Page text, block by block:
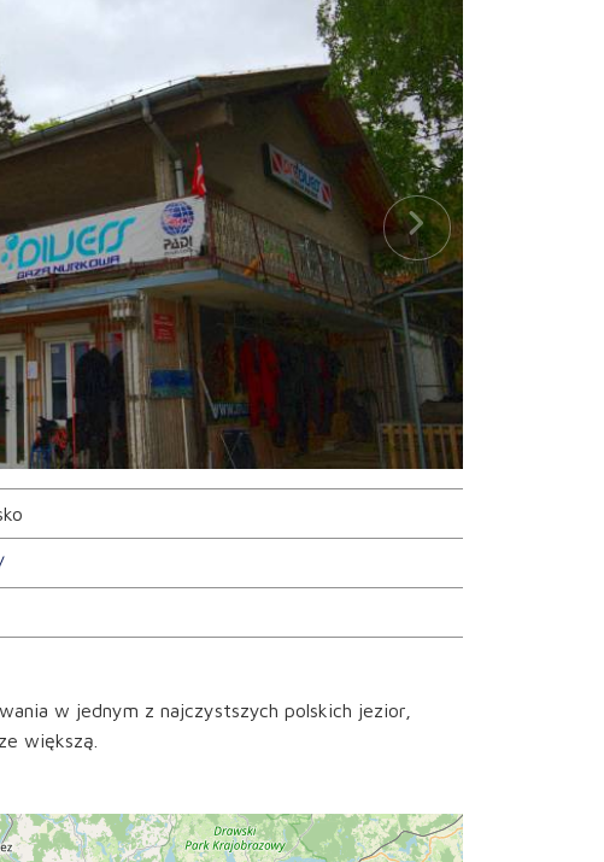
w jednym z najczystszych polskich jezior,
większą.